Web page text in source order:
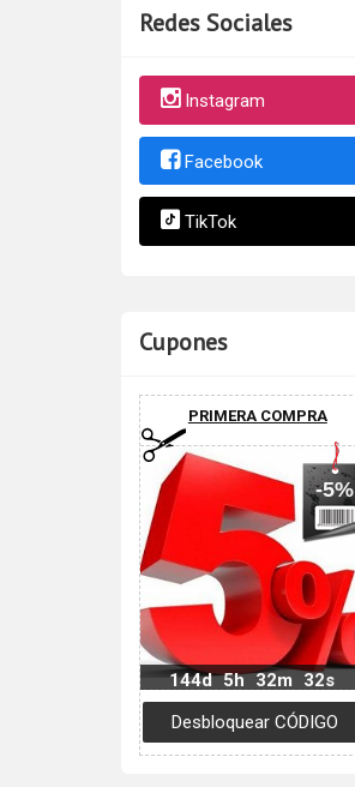
Redes Sociales
Instagram
Facebook
TikTok
Cupones
PRIMERA COMPRA
-5%
144d 5h 32m 31s